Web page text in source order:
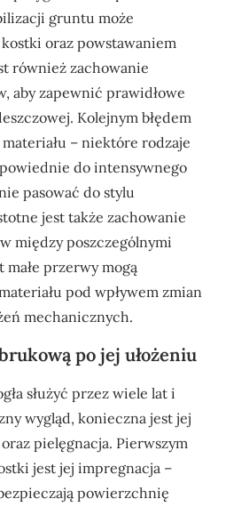
gruntu może
oraz powstawaniem
również zachowanie
aby zapewnić prawidłowe
Kolejnym błędem
– niektóre rodzaje
do intensywnego
pasować do stylu
jest także zachowanie
między poszczególnymi
przerwy mogą
pod wpływem zmian
mechanicznych.
po jej ułożeniu
służyć przez wiele lat i
wygląd, konieczna jest jej
pielęgnacja. Pierwszym
jest jej impregnacja –
powierzchnię